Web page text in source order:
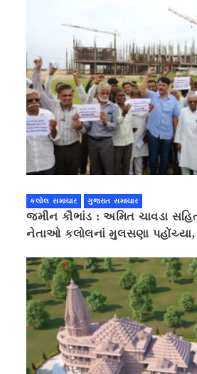
કલોલ સમાચાર ગુજરાત સમાચાર
જમીન કૌભાંડ : અમિત ચાવડા
નેતાઓ કલોલનાં મુલસણા